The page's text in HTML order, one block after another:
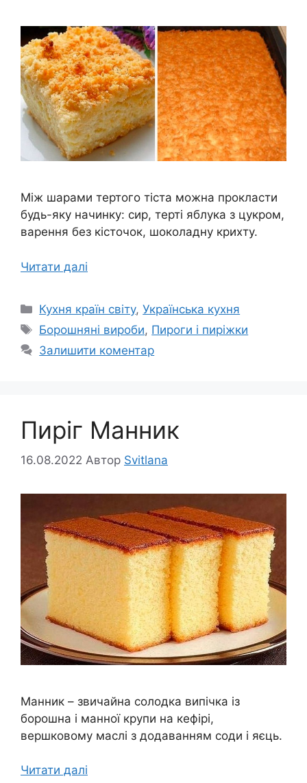
Між шарами тертого тіста можна прокласти
будь-яку начинку: сир, терті яблука з цукром,
варення без кісточок, шоколадну крихту.
Читати далі
Категорії
Кухня країн світу,Українська кухня
Позначки
Борошняні вироби, Пироги і пиріжки
Залишити коментар
Пиріг Манник
16.08.2022 Автор Svitlana
Манник – звичайна солодка випічка із
борошна і манної крупи на кефірі,
вершковому маслі з додаванням соди і яєць.
Читати далі